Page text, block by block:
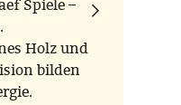
Spiele –
Holz und
bilden